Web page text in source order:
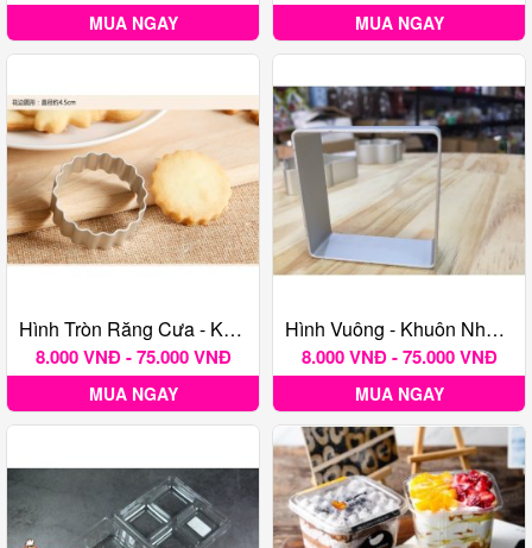
MUA NGAY MUA NGAY
Hình Tròn Răng Cưa - Khuôn Nhấn Bánh Quy TQ
8.000 VNĐ - 75.000 VNĐ
MUA NGAY
Hình Vuông - Khuôn Nhấn Bánh Quy TQ
8.000 VNĐ - 75.000 VNĐ
MUA NGAY